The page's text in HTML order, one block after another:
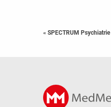
« SPECTRUM Psychiatrie